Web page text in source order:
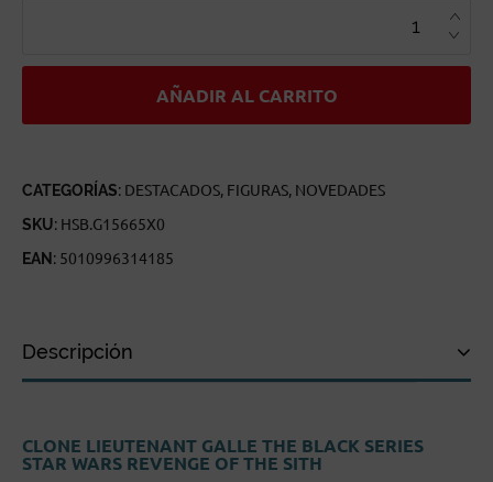
SERIES
CANTIDAD
AÑADIR AL CARRITO
CATEGORÍAS: DESTACADOS, FIGURAS, NOVEDADES
SKU: HSB.G15665X0
EAN: 5010996314185
Descripción
Especificaciones técnicas
CLONE LIEUTENANT GALLE THE BLACK SERIES
STAR WARS REVENGE OF THE SITH